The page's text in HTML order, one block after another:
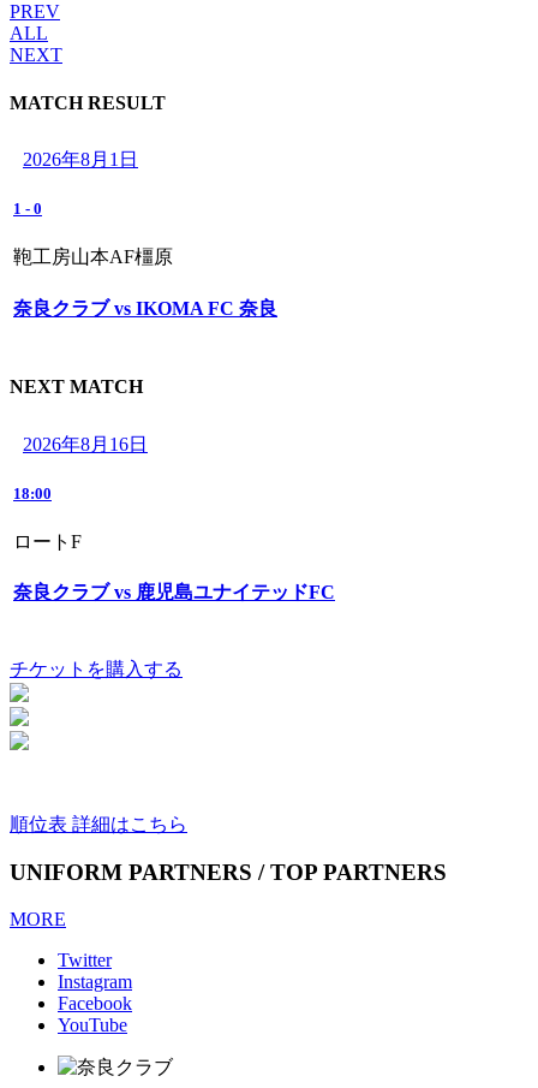
PREV
ALL
NEXT
MATCH RESULT
2026年8月1日
1 - 0
鞄工房山本AF橿原
奈良クラブ vs IKOMA FC 奈良
NEXT MATCH
2026年8月16日
18:00
ロートF
奈良クラブ vs 鹿児島ユナイテッドFC
チケットを購入する
順位表 詳細はこちら
UNIFORM PARTNERS / TOP PARTNERS
MORE
Twitter
Instagram
Facebook
YouTube